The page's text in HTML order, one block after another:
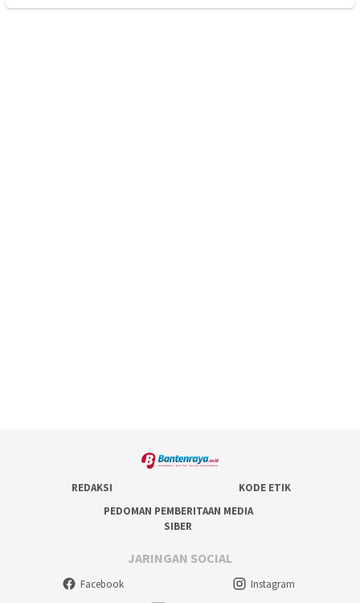
REDAKSI
KODE ETIK
PEDOMAN PEMBERITAAN MEDIA
SIBER
JARINGAN SOCIAL
Facebook
Instagram